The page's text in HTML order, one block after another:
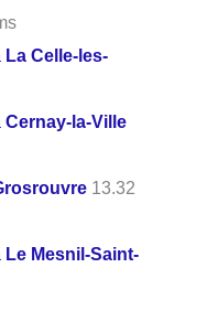
La Celle-les-
Cernay-la-Ville
13.32
Le Mesnil-Saint-